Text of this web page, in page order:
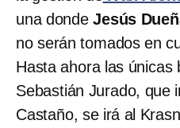
una dondeJesús
no serán tomados en
Hasta ahora las únicas
Sebastián Jurado, que
Castaño, se irá al